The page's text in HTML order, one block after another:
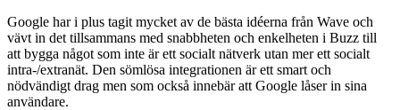
Google har i plus tagit mycket av de bästa idéerna från Wave och
vävt in det tillsammans med snabbheten och enkelheten i Buzz till
att bygga något som inte är ett socialt nätverk utan mer ett socialt
intra-/extranät. Den sömlösa integrationen är ett smart och
nödvändigt drag men som också innebär att Google låser in sina
användare.